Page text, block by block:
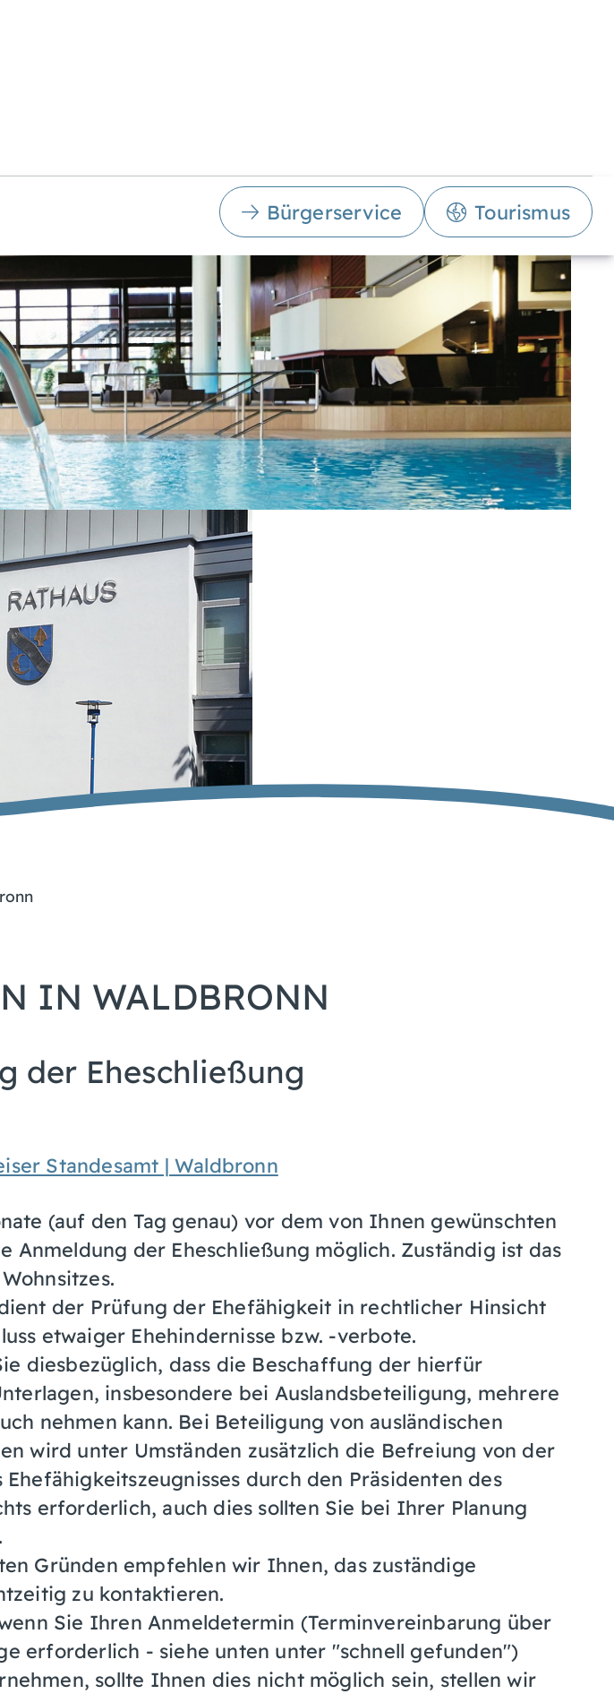
Bürgerservice Tourismus
IN WALDBRONN
der Eheschließung
Standesamt | Waldbronn
(auf den Tag genau) vor dem von Ihnen gewünschten
Anmeldung der Eheschließung möglich. Zuständig ist das
der Prüfung der Ehefähigkeit in rechtlicher Hinsicht
etwaiger Ehehindernisse bzw. -verbote.
diesbezüglich, dass die Beschaffung der hierfür
insbesondere bei Auslandsbeteiligung, mehrere
nehmen kann. Bei Beteiligung von ausländischen
wird unter Umständen zusätzlich die Befreiung von der
durch den Präsidenten des
erforderlich, auch dies sollten Sie bei Ihrer Planung
Gründen empfehlen wir Ihnen, das zuständige
zu kontaktieren.
Sie Ihren Anmeldetermin (Terminvereinbarung über
erforderlich - siehe unten unter "schnell gefunden")
sollte Ihnen dies nicht möglich sein, stellen wir